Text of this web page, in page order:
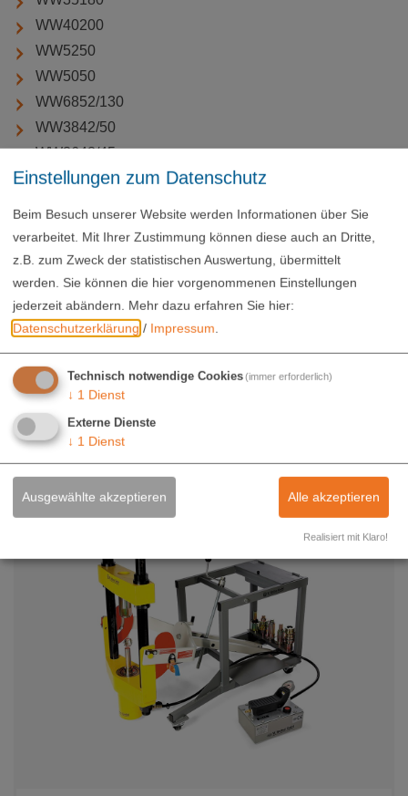
WW40200
WW5250
WW5050
WW6852/130
WW3842/50
WW3648/45
WW4250/100
WW6860/90
WW4250/110
WW5650
WW5684
WW48118
WW66115
Einstellungen zum Datenschutz
Beim Besuch unserer Website werden Informationen über Sie
verarbeitet. Mit Ihrer Zustimmung können diese auch an Dritte,
z.B. zum Zweck der statistischen Auswertung, übermittelt
werden. Sie können die hier vorgenommenen Einstellungen
jederzeit abändern. Mehr dazu erfahren Sie hier:
Datenschutzerklärung / Impressum.
Technisch notwendige Cookies(immer erforderlich)
↓ 1 Dienst
Externe Dienste
↓ 1 Dienst
Ausgewählte akzeptieren Alle akzeptieren
Realisiert mit Klaro!